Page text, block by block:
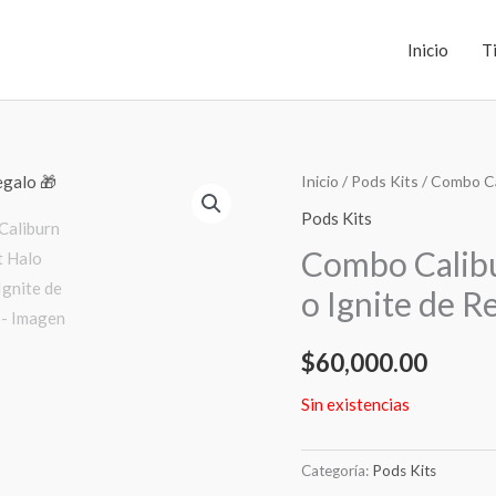
Inicio
Inicio / Pods Kits / Combo
Pods Kits
Combo
o Ignite de
$60,000.00
Sin existencias
Categoría: Pods Kits